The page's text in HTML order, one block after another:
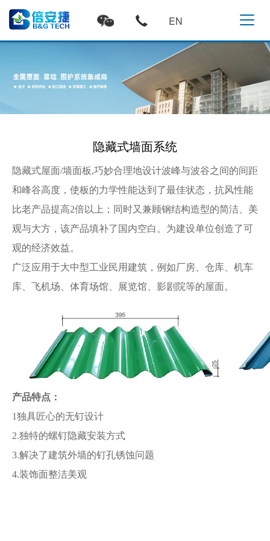
EN
隐藏式墙面系统
隐藏式屋面/墙面板,巧妙合理地设计波峰与波谷之间的间距
和峰谷高度，使板的力学性能达到了最佳状态，抗风性能
比老产品提高2倍以上；同时又兼顾钢结构造型的简洁、美
观与大方，该产品填补了国内空白。为建设单位创造了可
观的经济效益。
广泛应用于大中型工业民用建筑，例如厂房、仓库、机车
库、飞机场、体育场馆、展览馆、影剧院等的屋面。
产品特点：
1独具匠心的无钉设计
2.独特的螺钉隐藏安装方式
3.解决了建筑外墙的钉孔锈蚀问题
4.装饰面整洁美观